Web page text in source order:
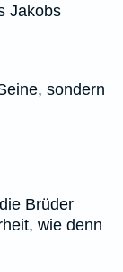
Jakobs
sondern
Brüder
wie denn